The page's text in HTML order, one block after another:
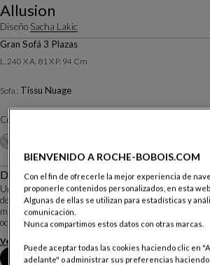
Allusion
Diseño Sacha Lakic
Gran Sofá 3 Plazas
L. 240 X A. 81 X P. 94 Cm
Sofa : Tissu Nuage
Color :
Descripción
Un sofá tan elegante por delante como por detrás,
decorativos con estampados muy 'couture'. Su
muy estética en medio de una estancia. Con su poca
ocupa un espacio mínimo qu...
Ver más
Reserva una cita en tienda
BIENVENIDO A ROCHE-BOBOIS.COM
Con el fin de ofrecerle la mejor experiencia de
proponerle contenidos personalizados, en esta
Algunas de ellas se utilizan para estadísticas y
comunicación.
Nunca compartimos estos datos con otras marcas.
Puede aceptar todas las cookies haciendo clic en
adelante" o administrar sus preferencias